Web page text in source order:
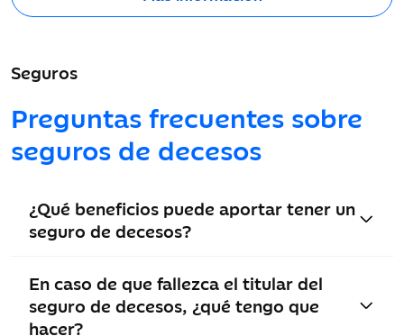
Seguros
Preguntas frecuentes sobre
seguros de decesos
¿Qué beneficios puede aportar tener un
seguro de decesos?
En caso de que fallezca el titular del
seguro de decesos, ¿qué tengo que
hacer?